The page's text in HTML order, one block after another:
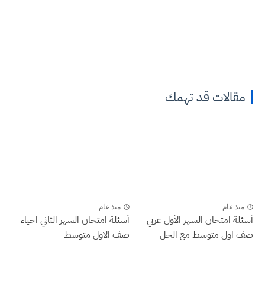
مقالات قد تهمك
منذ عام
أسئلة امتحان الشهر الأول عربي
صف اول متوسط مع الحل
منذ عام
أسئلة امتحان الشهر الثاني احياء
صف الاول متوسط